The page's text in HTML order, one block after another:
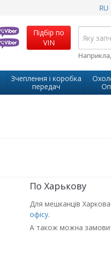
RU
Підбір по
VIN
Зчеплення і коробка
передач
По Харькову
Для мешканців
офісу.
А також можна